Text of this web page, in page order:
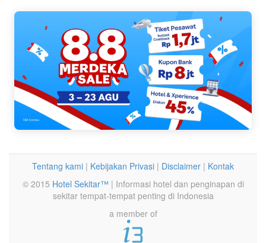
Tentang kami | Kebijakan Privasi | Disclaimer | Kontak
© 2015 Hotel Sekitar™ | Informasi hotel dan penginapan di
sekitar tempat-tempat penting di Indonesia
a member of